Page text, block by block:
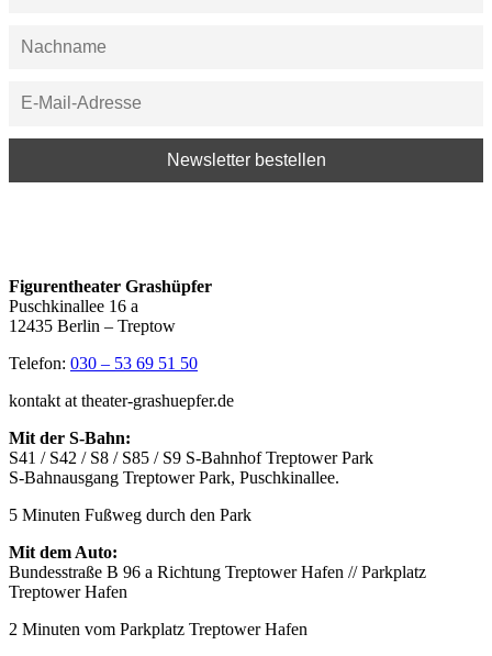
Figurentheater Grashüpfer
Puschkinallee 16 a
12435 Berlin – Treptow
Telefon: 030 – 53 69 51 50
kontakt at theater-grashuepfer.de
Mit der S-Bahn:
S41 / S42 / S8 / S85 / S9 S-Bahnhof Treptower Park
S-Bahnausgang Treptower Park, Puschkinallee.
5 Minuten Fußweg durch den Park
Mit dem Auto:
Bundesstraße B 96 a Richtung Treptower Hafen // Parkplatz
Treptower Hafen
2 Minuten vom Parkplatz Treptower Hafen